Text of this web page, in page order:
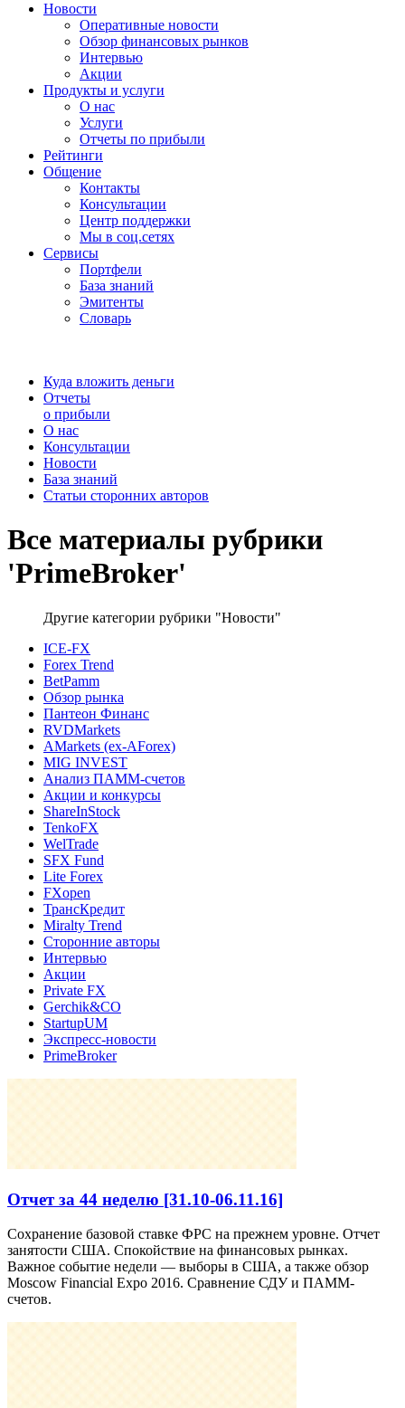
Новости
Оперативные новости
Обзор финансовых рынков
Интервью
Акции
Продукты и услуги
О нас
Услуги
Отчеты по прибыли
Рейтинги
Общение
Контакты
Консультации
Центр поддержки
Мы в соц.сетях
Сервисы
Портфели
База знаний
Эмитенты
Словарь
Куда вложить деньги
Отчеты
о прибыли
О нас
Консультации
Новости
База знаний
Статьи сторонних авторов
Все материалы рубрики
'PrimeBroker'
Другие категории рубрики "Новости"
ICE-FX
Forex Trend
BetPamm
Обзор рынка
Пантеон Финанс
RVDMarkets
AMarkets (ex-AForex)
MIG INVEST
Анализ ПАММ-счетов
Акции и конкурсы
ShareInStock
TenkoFX
WelTrade
SFX Fund
Lite Forex
FXopen
ТрансКредит
Miralty Trend
Сторонние авторы
Интервью
Акции
Private FX
Gerchik&CO
StartupUM
Экспресс-новости
PrimeBroker
Отчет за 44 неделю [31.10-06.11.16]
Сохранение базовой ставке ФРС на прежнем уровне. Отчет
занятости США. Спокойствие на финансовых рынках.
Важное событие недели — выборы в США, а также обзор
Moscow Financial Expo 2016. Сравнение СДУ и ПАММ-
счетов.